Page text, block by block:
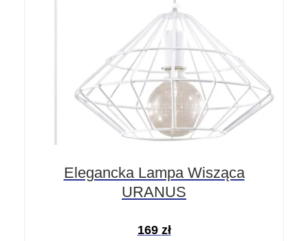
Elegancka Lampa Wisząca
URANUS
169 zł